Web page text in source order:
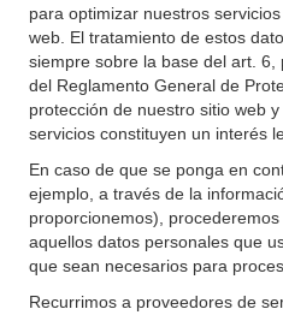
para optimizar nuestros
web. El tratamiento de estos
siempre sobre la base del art.
del Reglamento General de
protección de nuestro sitio web
servicios constituyen un interés
En caso de que se ponga en
ejemplo, a través de la
proporcionemos),
aquellos datos personales que
que sean necesarios para
Recurrimos a proveedores de